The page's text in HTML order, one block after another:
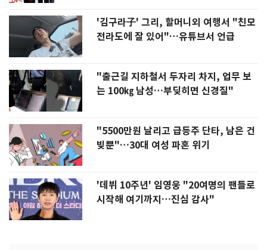
'김구라子' 그리, 할머니외 여행서 "친모
전라도에 잘 있어"…유튜브서 언급
"출근길 지하철서 두자리 차지, 업무 보
는 100㎏ 남성…부딪히면 신경질"
"5500만원 날리고 급등주 단타, 남은 건
빚뿐"…30대 여성 파혼 위기
'데뷔 10주년' 임영웅 "20여명의 팬들로
시작해 여기까지…진심 감사"